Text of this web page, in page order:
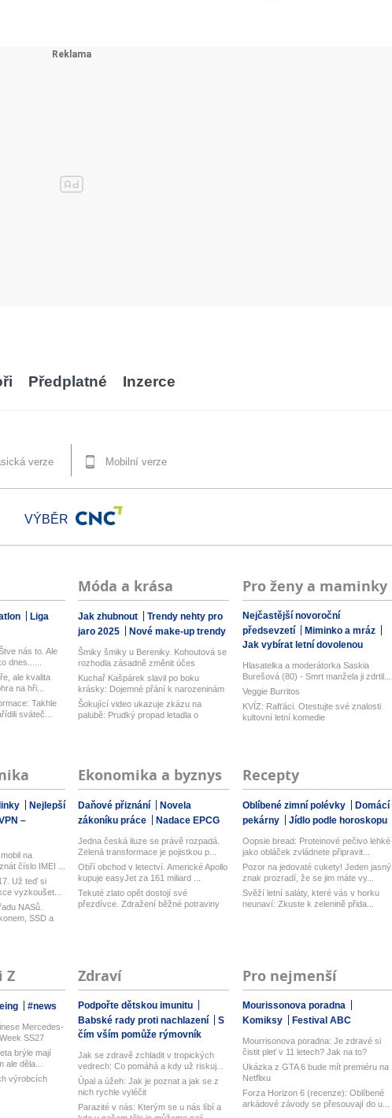
Předplatné Inzerce
verze Mobilní verze
VÝBĚR
Liga
nás to. Ale
dnes......
ale kvalita
na hři...
Takhle
sváteč...
Móda a krása
Jak zhubnout
Trendy nehty pro
jaro 2025
Nové make-up trendy
Šmiky šmiky u Bereniky. Kohoutová se
rozhodla zásadně změnit účes
Kuchař Kašpárek slavil po boku
krásky: Dojemné přání k narozeninám
Šokující video ukazuje zkázu na
palubě: Prudký propad letadla o
Pro ženy a maminky
Nejčastější novoroční
předsevzetí
Miminko a mráz
Jak vybírat letní dovolenou
Hlasatelka a moderátorka Saskia
Burešová (80) - Smrt manžela ji zdrtil...
Veggie Burritos
KVÍZ: Rafťáci. Otestujte své znalosti
kultovní letní komedie
Nejlepší
–
na
číslo IMEI ...
Už teď si
vyzkoušet...
NASů.
SSD a
Ekonomika a byznys
Daňové přiznání
Novela
zákoníku práce
Nadace EPCG
Jedna česká iluze se právě rozpadá.
Zelená transformace je pojistkou p...
Obří obchod v letectví. Americké Apollo
kupuje easyJet za 161 miliard ...
Tekuté zlato opět dostojí své
přezdívce. Zdražení běžné potraviny
Recepty
Oblíbené zimní polévky
Domácí
pekárny
Jídlo podle horoskopu
Oopsie bread: Proteinové pečivo lehké
jako obláček zvládnete připravit...
Pozor na jedovaté cukety! Jeden jasný
znak prozradí, že se jim máte vy...
Svěží letní saláty, které vás v horku
neunaví: Zkuste k zelenině přida...
Z
#news
Mercedes-
SS27
brýle mají
děla...
výrobcích
Zdraví
Podpořte dětskou imunitu
Babské rady proti nachlazení
S
čím vším pomůže rýmovník
Jak se zdravě zchladit v tropických
vedrech: Co pomáhá a kdy už riskuj...
Úpal a úžeh: Jak je poznat a jak se z
nich rychle vyléčit
Parazité v nás: Kterým se u nás líbí a
Pro nejmenší
Mourissonova poradna
Komiksy
Festival ABC
Mourrisonova poradna: Je zdravé si
čistit pleť v 11 letech? Jak na to?
Ukázka z GTA 6 bude mít premiéru na
Netflixu
Forza Horizon 6 (recenze): Oblíbené
arkádové závody se přesouvají do u...